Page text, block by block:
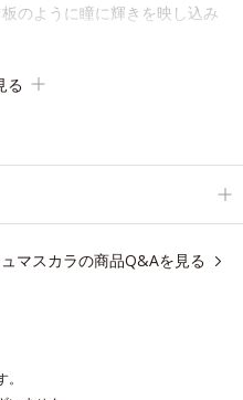
のように瞳に輝きを映し込み
しました。ひと塗りでまつ
オフできます。
リフレクトベース処方＝ダマ
方 ●ウォータープルーフタイ
ヤを与える保湿成分
レルギーが起こらないという
る
マスカラの商品Q&Aを見る